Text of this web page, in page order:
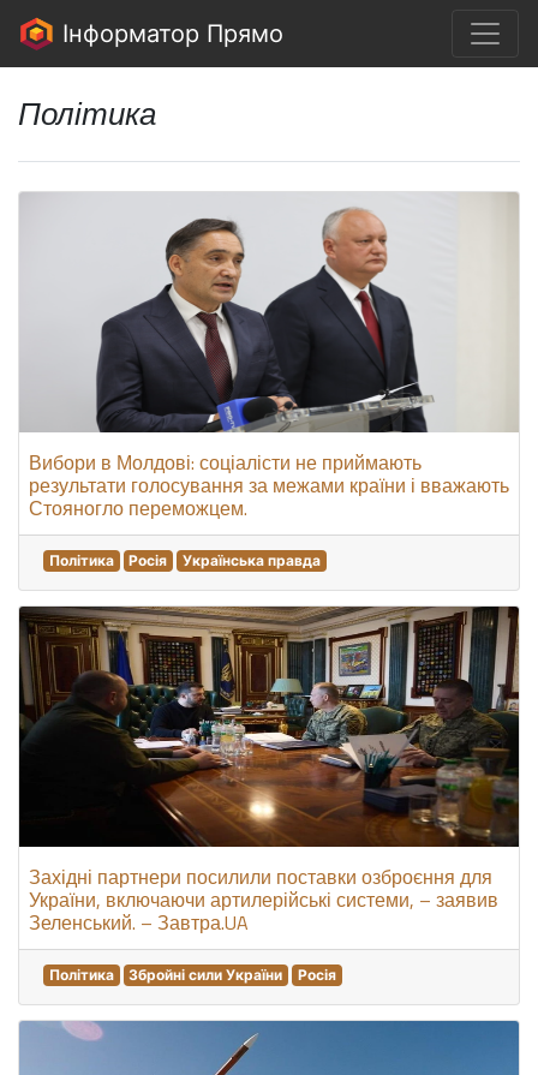
Інформатор Прямо
Політика
Вибори в Молдові: соціалісти не приймають
результати голосування за межами країни і вважають
Стояногло переможцем.
Політика Росія Українська правда
Західні партнери посилили поставки озброєння для
України, включаючи артилерійські системи, – заявив
Зеленський. – Завтра.UA
Політика Збройні сили України Росія